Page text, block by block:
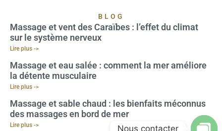
BLOG
Massage et vent des Caraïbes : l’effet du climat
sur le système nerveux
Lire plus ->
Massage et eau salée : comment la mer améliore
la détente musculaire
Lire plus ->
Massage et sable chaud : les bienfaits méconnus
des massages en bord de mer
Lire plus -> Nous contacter